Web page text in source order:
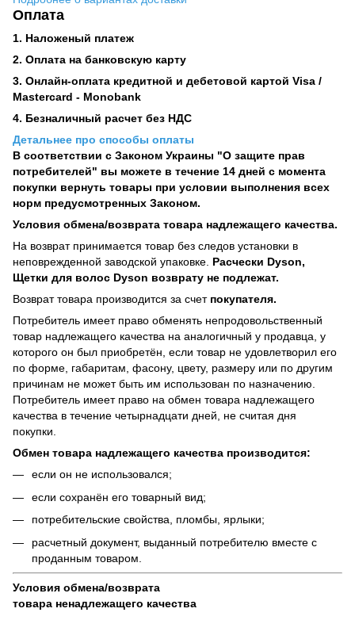
Оплата
1. Наложеный платеж
2. Оплата на банковскую карту
3. Онлайн-оплата кредитной и дебетовой картой Visa /
Mastercard - Monobank
4. Безналичный расчет без НДС
Детальнее про способы оплаты
В соответствии с Законом Украины "О защите прав
потребителей" вы можете в течение 14 дней с момента
покупки вернуть товары при условии выполнения всех
норм предусмотренных Законом.
Условия обмена/возврата товара надлежащего качества.
На возврат принимается товар без следов установки в
неповрежденной заводской упаковке. Расчески Dyson,
Щетки для волос Dyson возврату не подлежат.
Возврат товара производится за счет покупателя.
Потребитель имеет право обменять непродовольственный
товар надлежащего качества на аналогичный у продавца, у
которого он был приобретён, если товар не удовлетворил его
по форме, габаритам, фасону, цвету, размеру или по другим
причинам не может быть им использован по назначению.
Потребитель имеет право на обмен товара надлежащего
качества в течение четырнадцати дней, не считая дня
покупки.
Обмен товара надлежащего качества производится:
если он не использовался;
если сохранён его товарный вид;
потребительские свойства, пломбы, ярлыки;
расчетный документ, выданный потребителю вместе с
проданным товаром.
Условия обмена/возврата
товара ненадлежащего качества